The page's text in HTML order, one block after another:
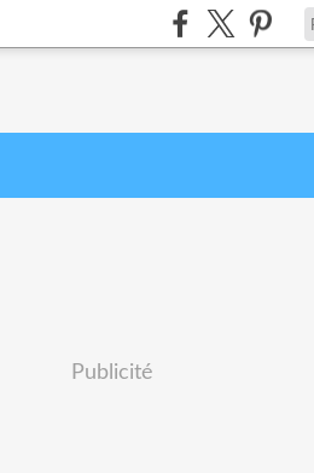
Publicité